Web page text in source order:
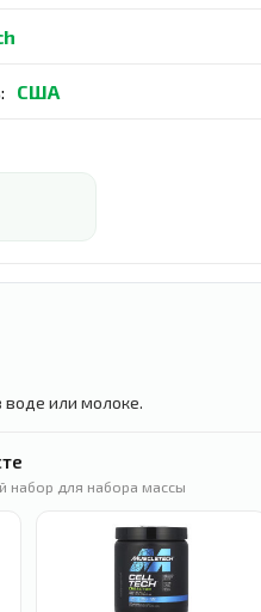
США
или молоке.
набор для набора массы